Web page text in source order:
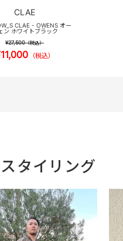
CLAE
CLAE - OWENS オー
ン ホワイトブラック
¥27,500（税込）
（税込）
タイリング